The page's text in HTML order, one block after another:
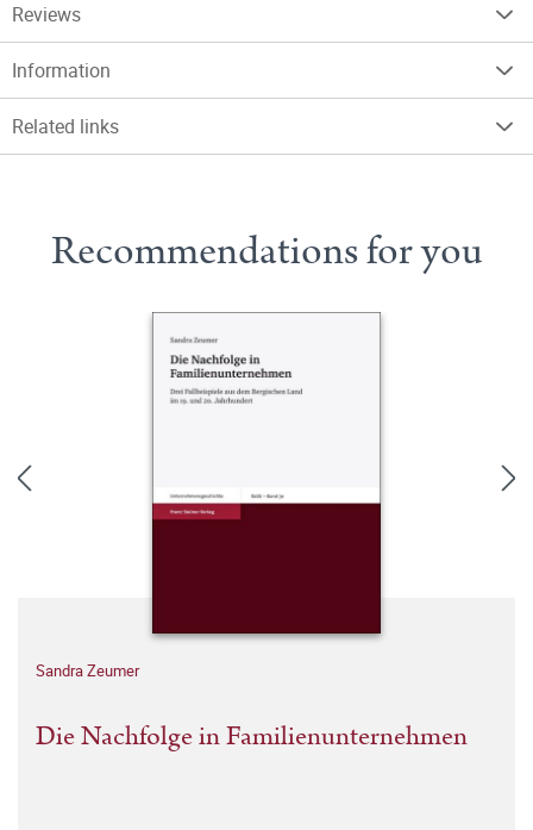
Reviews
Information
Related links
Recommendations for you
Sandra Zeumer
Die Nachfolge in Familienunternehmen